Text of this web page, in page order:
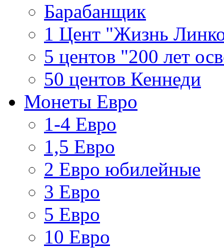
Барабанщик
1 Цент "Жизнь
5 центов "200 лет
50 центов Кеннеди
Монеты Евро
1-4 Евро
1,5 Евро
2 Евро юбилейные
3 Евро
5 Евро
10 Евро